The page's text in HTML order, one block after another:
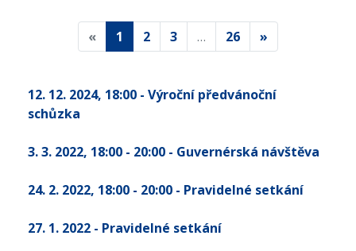
« 1 2 3 … 26 »
12. 12. 2024, 18:00 - Výroční předvánoční
schůzka
3. 3. 2022, 18:00 - 20:00 - Guvernérská návštěva
24. 2. 2022, 18:00 - 20:00 - Pravidelné setkání
27. 1. 2022 - Pravidelné setkání